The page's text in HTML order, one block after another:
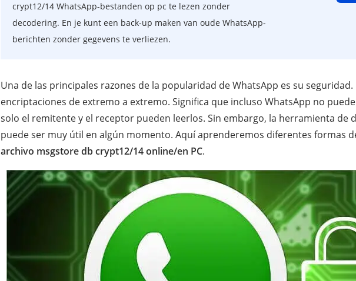
crypt12/14 WhatsApp-bestanden op pc te lezen zonder
decodering. En je kunt een back-up maken van oude WhatsApp-
berichten zonder gegevens te verliezen.
Una de las principales razones de la popularidad de WhatsApp es su seguridad.
encriptaciones de extremo a extremo. Significa que incluso WhatsApp no
solo el remitente y el receptor pueden leerlos. Sin embargo, la herramienta de
puede ser muy útil en algún momento. Aquí aprenderemos diferentes formas
archivo msgstore db crypt12/14 online/en PC.